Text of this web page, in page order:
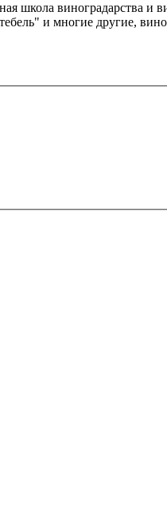
школа виноградарства и
и многие другие,